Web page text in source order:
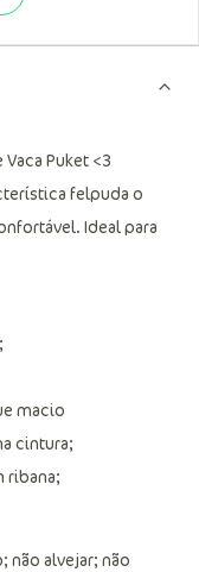
Puket <3
felpuda o
Ideal para
macio
cintura;
ribana;
não alvejar; não